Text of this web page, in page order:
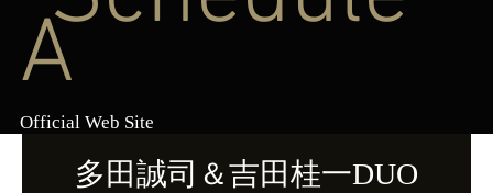
多田誠司＆吉田桂一DUO
A
Official Web Site